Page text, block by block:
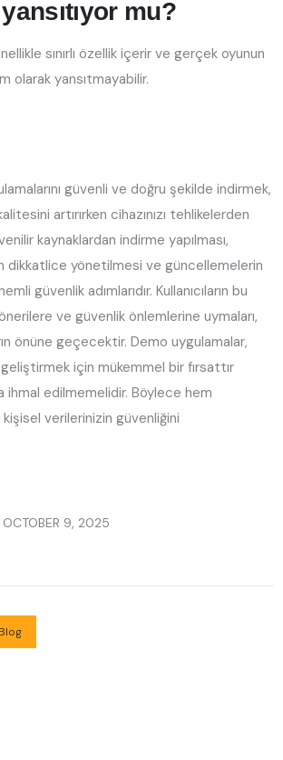
mu?
sınırlı özellik içerir ve gerçek oyunun
olarak yansıtmayabilir.
güvenli ve doğru şekilde indirmek,
artırırken cihazınızı tehlikelerden
kaynaklardan indirme yapılması,
dikkatlice yönetilmesi ve güncellemelerin
güvenlik adımlarıdır. Kullanıcıların bu
ve güvenlik önlemlerine uymaları,
önüne geçecektir. Demo uygulamalar,
için mükemmel bir fırsattır
ihmal edilmemelidir. Böylece hem
verilerinizin güvenliğini
OCTOBER 9, 2025
Blog